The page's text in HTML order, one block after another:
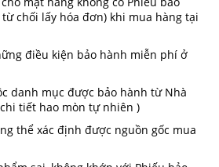
chối lấy hóa đơn) khi mua hàng tại
điều kiện bảo hành miễn phí ở
danh mục được bảo hành từ Nhà
tiết hao mòn tự nhiên )
thể xác định được nguồn gốc mua